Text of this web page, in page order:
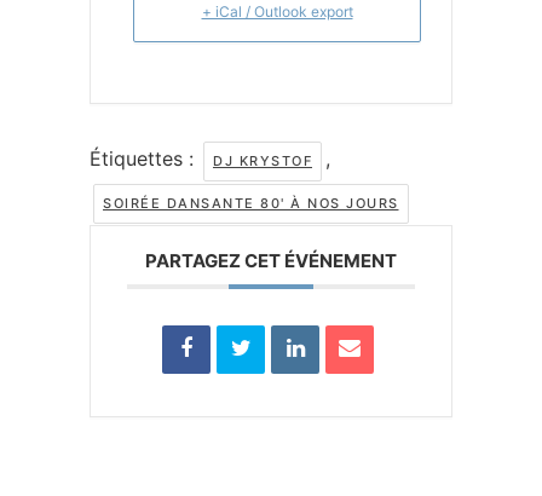
+ iCal / Outlook export
Étiquettes : DJ KRYSTOF ,
SOIRÉE DANSANTE 80' À NOS JOURS
PARTAGEZ CET ÉVÉNEMENT